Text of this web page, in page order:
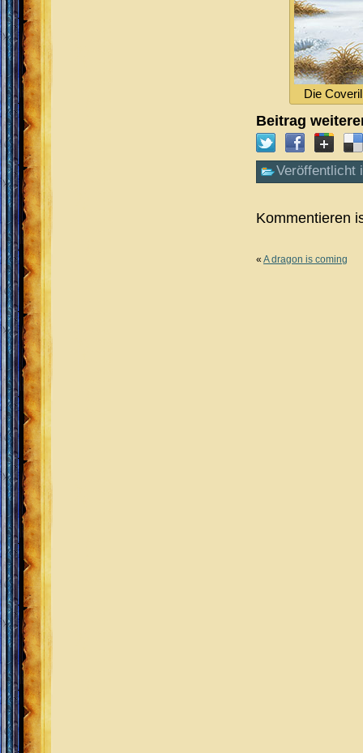
Die
Beitrag
Veröffentlicht
Kommentieren
« A dragon is coming